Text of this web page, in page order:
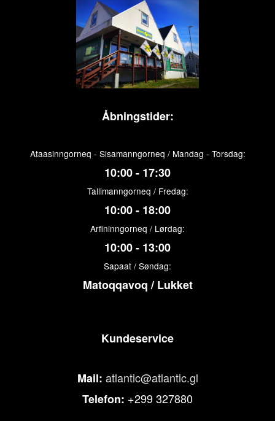
Åbningstider:
Ataasinngorneq - Sisamanngorneq / Mandag - Torsdag:
10:00 - 17:30
Tallimanngorneq / Fredag:
10:00 - 18:00
Arfininngorneq / Lørdag:
10:00 - 13:00
Sapaat / Søndag:
Matoqqavoq / Lukket
Kundeservice
Mail: atlantic@atlantic.gl
Telefon: +299 327880